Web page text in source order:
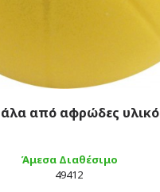
Άμεσα Διαθέσιμο
49412
από αφρώδες υλικό